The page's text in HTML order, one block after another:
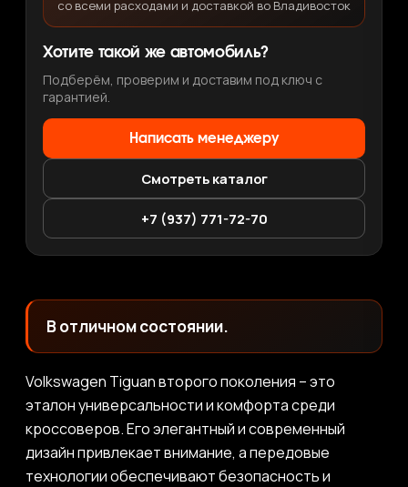
со всеми расходами и доставкой во Владивосток
Хотите такой же автомобиль?
Подберём, проверим и доставим под ключ с
гарантией.
Написать менеджеру
Смотреть каталог
+7 (937) 771-72-70
В отличном состоянии.
Volkswagen Tiguan второго поколения – это
эталон универсальности и комфорта среди
кроссоверов. Его элегантный и современный
дизайн привлекает внимание, а передовые
технологии обеспечивают безопасность и